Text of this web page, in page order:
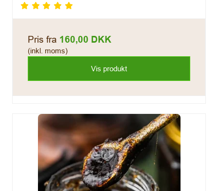
Pris fra 160,00 DKK
(inkl. moms)
Vis produkt